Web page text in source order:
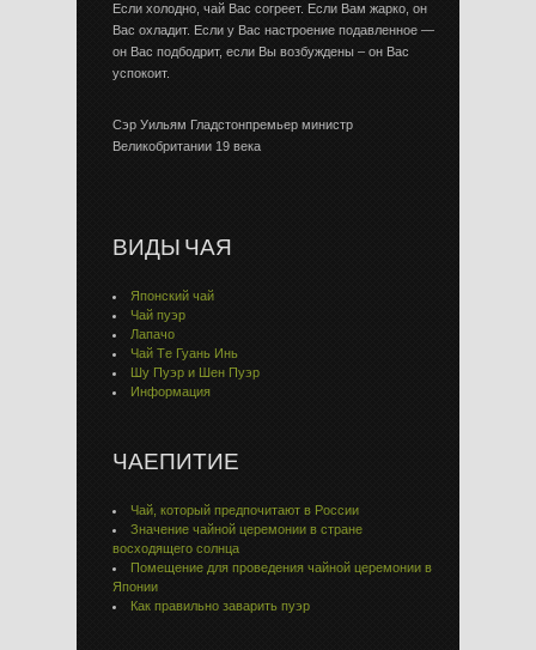
Если холодно, чай Вас согреет. Если Вам жарко, он
Вас охладит. Если у Вас настроение подавленное —
он Вас подбодрит, если Вы возбуждены – он Вас
успокоит.
Сэр Уильям Гладстонпремьер министр
Великобритании 19 века
ВИДЫ ЧАЯ
Японский чай
Чай пуэр
Лапачо
Чай Тe Гуaнь Инь
Шу Пуэр и Шен Пуэр
Информация
ЧАЕПИТИЕ
Чай, который предпочитают в России
Значение чайной церемонии в стране
восходящего солнца
Помещение для проведения чайной церемонии в
Японии
Как правильно заварить пуэр